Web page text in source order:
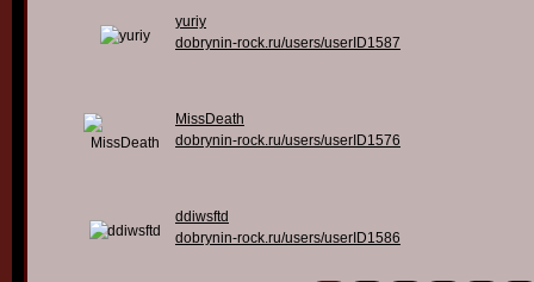
yuriy
dobrynin-rock.ru/users/userID1587
MissDeath
dobrynin-rock.ru/users/userID1576
ddiwsftd
dobrynin-rock.ru/users/userID1586